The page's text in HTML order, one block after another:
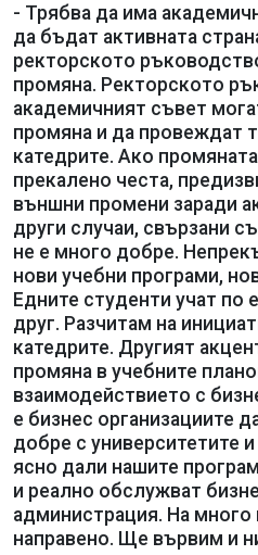
- Трябва да има
да бъдат активната
ректорското
промяна. Ректорското
академичният съвет
промяна и да провеждат
катедрите. Ако
прекалено честа,
външни промени заради
други случаи, свързани
не е много добре.
нови учебни програми,
Едните студенти учат по
друг. Разчитам на
катедрите. Другият
промяна в учебните
взаимодействието с
е бизнес организациите
добре с университетите
ясно дали нашите
и реално обслужват
администрация. На много
направено. Ще вървим и